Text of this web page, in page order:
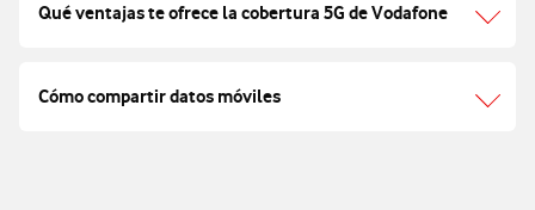
Qué ventajas te ofrece la cobertura 5G de Vodafone
Cómo compartir datos móviles